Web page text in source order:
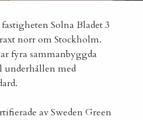
Solna Bladet 3
norr om Stockholm.
fyra sammanbyggda
underhållen med
av Sweden Green